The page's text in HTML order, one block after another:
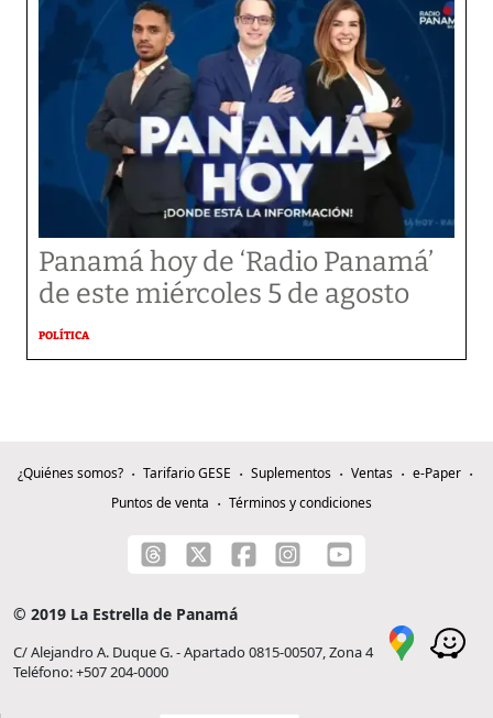
Panamá hoy de ‘Radio Panamá’
de este miércoles 5 de agosto
POLÍTICA
¿Quiénes somos? Tarifario GESE Suplementos Ventas
e-Paper
Puntos de venta
Términos y condiciones
© 2019 La Estrella de Panamá
C/ Alejandro A. Duque G. - Apartado 0815-00507, Zona 4
Teléfono: +507 204-0000